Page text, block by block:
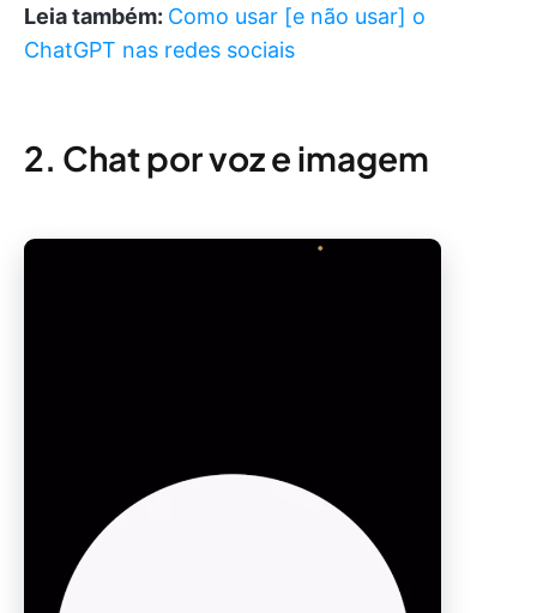
Leia também: Como usar [e não usar] o
ChatGPT nas redes sociais
2. Chat por voz e imagem